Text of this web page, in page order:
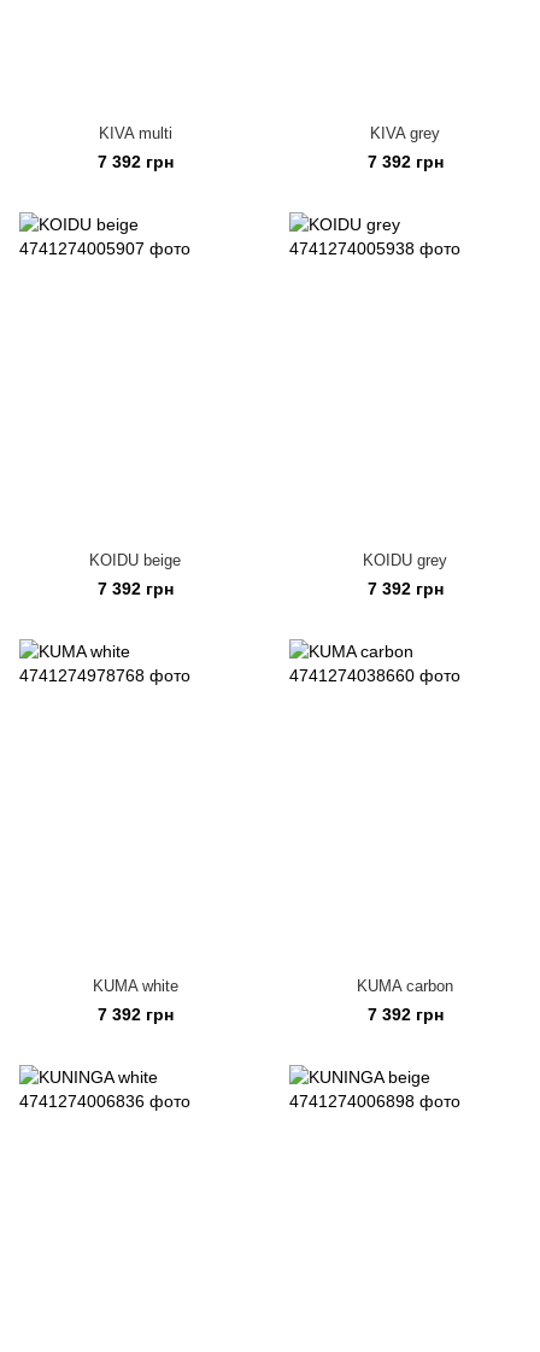
KIVA multi
7 392 грн
KIVA grey
7 392 грн
KOIDU beige
7 392 грн
KOIDU grey
7 392 грн
KUMA white
7 392 грн
KUMA carbon
7 392 грн